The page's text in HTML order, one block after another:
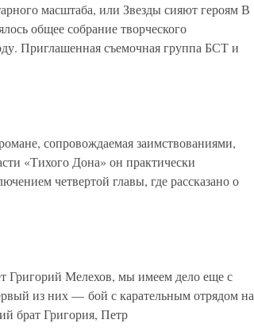
масштаба, или Звезды сияют героям В
общее собрание творческого
Приглашенная съемочная группа БСТ и
сопровождаемая заимствованиями,
«Тихого Дона» он практически
четвертой главы, где рассказано о
Григорий Мелехов, мы имеем дело еще с
из них — бой с карательным отрядом на
брат Григория, Петр